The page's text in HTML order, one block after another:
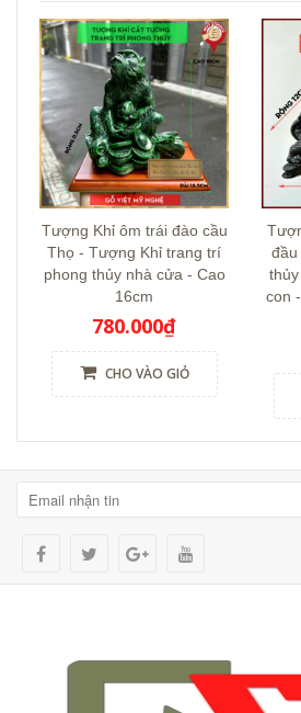
Tượng Khỉ ôm trái đào cầu
Thọ - Tượng Khỉ trang trí
phong thủy nhà cửa - Cao
16cm
780.000₫
CHO VÀO GIỎ
đầu
con